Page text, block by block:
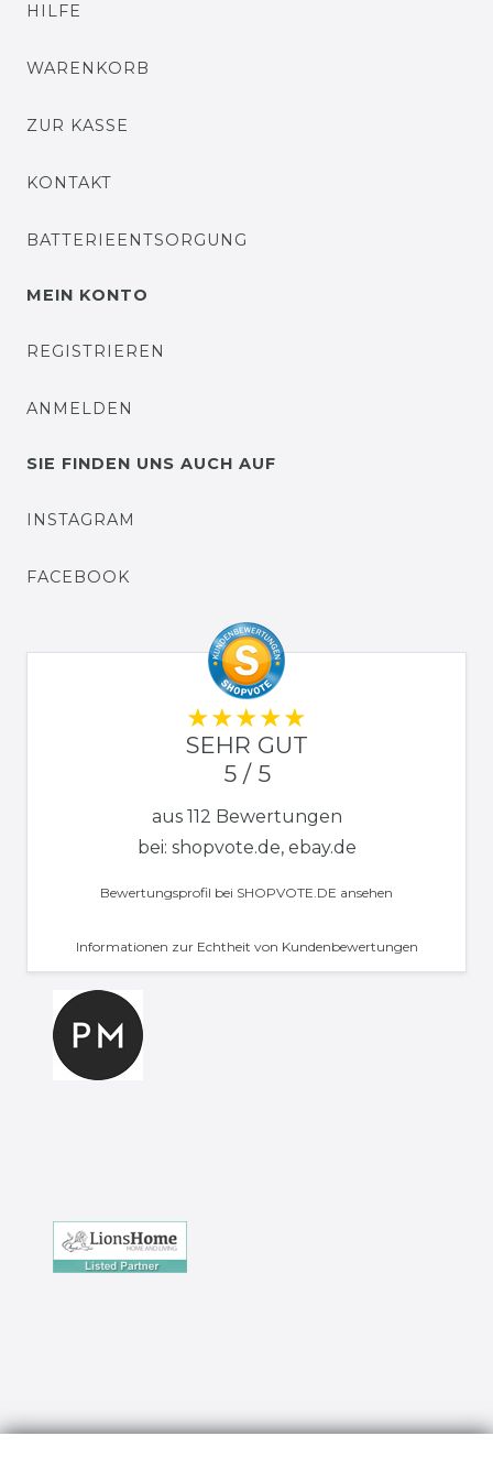
HILFE
WARENKORB
ZUR KASSE
KONTAKT
BATTERIEENTSORGUNG
MEIN KONTO
REGISTRIEREN
ANMELDEN
SIE FINDEN UNS AUCH AUF
INSTAGRAM
FACEBOOK
SEHR GUT
5 / 5
aus 112 Bewertungen
bei: shopvote.de, ebay.de
Bewertungsprofil bei SHOPVOTE.DE ansehen
Informationen zur Echtheit von Kundenbewertungen